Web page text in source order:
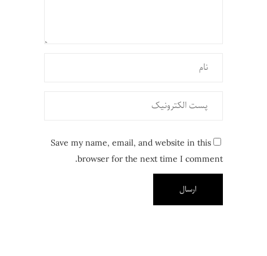
Save my name, email, and website in this
browser for the next time I comment.